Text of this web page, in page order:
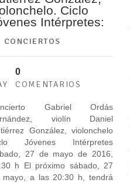
Ciclo
Intérpretes:
CONCIERTOS
0
COMENTARIOS
Gabriel Ordás
violín Daniel
González, violonchelo
Jóvenes Intérpretes
27 de mayo de 2016,
h El próximo sábado, 27
mayo, a las 20:30 h, tendrá